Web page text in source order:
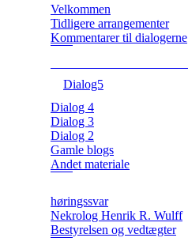
Velkommen
Tidligere arrangementer
Kommentarer til dialogerne
Dialog5
Dialog 4
Dialog 3
Dialog 2
Gamle blogs
Andet materiale
høringssvar
Nekrolog Henrik R. Wulff
Bestyrelsen og vedtægter